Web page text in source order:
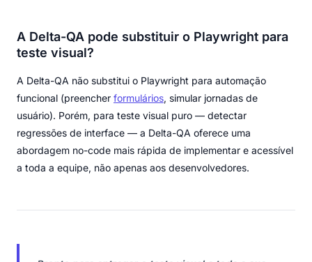
A Delta-QA pode substituir o Playwright para
teste visual?
A Delta-QA não substitui o Playwright para automação
funcional (preencher formulários, simular jornadas de
usuário). Porém, para teste visual puro — detectar
regressões de interface — a Delta-QA oferece uma
abordagem no-code mais rápida de implementar e acessível
a toda a equipe, não apenas aos desenvolvedores.